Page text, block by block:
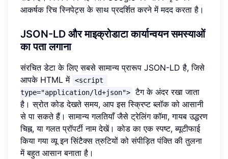
आकर्षक रिच स्निपेट्स के साथ प्रदर्शित करने में मदद करता है।
JSON-LD और माइक्रोडाटा कार्यान्वयन समस्याओं
का पता लगाना
संरचित डेटा के लिए सबसे सामान्य प्रारूप JSON-LD है, जिसे
आपके HTML में <script
type="application/ld+json"> टैग के अंदर रखा जाता
है। स्रोत कोड देखते समय, आप इस स्क्रिप्ट ब्लॉक को आसानी
से पा सकते हैं। सामान्य गलतियाँ जैसे ट्रेलिंग कॉमा, गायब उद्धरण
चिह्न, या गलत प्रॉपर्टी नाम देखें। कोड का एक स्पष्ट, ब्यूटीफाई
किया गया व्यू इन सिंटैक्स त्रुटियों को संपीड़ित पंक्ति की तुलना
में बहुत आसान बनाता है।